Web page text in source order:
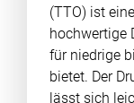
(TTO) ist
hochwertige
für niedrige
bietet. Der
lässt sich